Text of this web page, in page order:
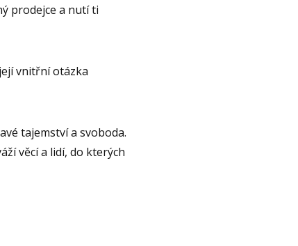
prodejce a nutí ti
vnitřní otázka
tajemství a svoboda.
věcí a lidí, do kterých